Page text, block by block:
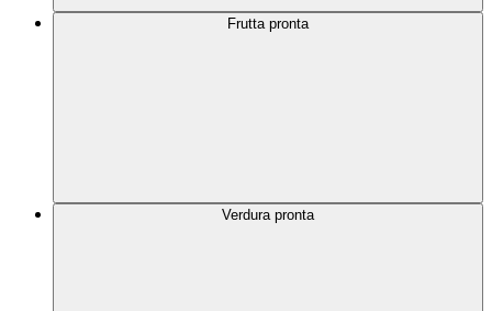
Frutta pronta
Verdura pronta